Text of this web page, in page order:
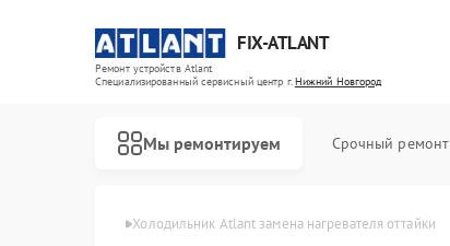
FIX-ATLANT
Ремонт устройств Atlant
Специализированный cервисный центр г.Нижний Новгород
Мы ремонтируем Срочный ремонт
Нижнем Новгороде Холодильник Atlant замена нагревателя оттайки